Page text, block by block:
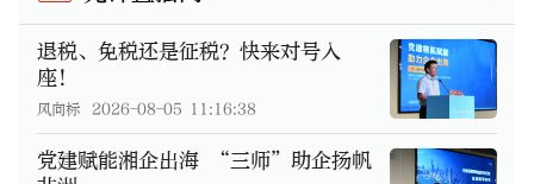
退税、免税还是征税？快来对号入
座！
风向标 2026-08-05 11:16:38
党建赋能湘企出海 “三师”助企扬帆